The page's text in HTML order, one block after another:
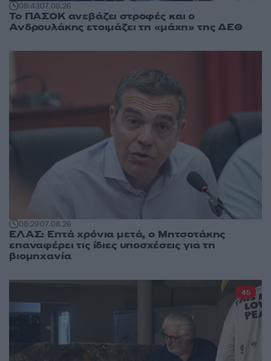
08:4307.08.26
Το ΠΑΣΟΚ ανεβάζει στροφές και ο
Ανδρουλάκης ετοιμάζει τη «μάχη» της ΔΕΘ
08:2907.08.26
ΕΛΑΣ: Επτά χρόνια μετά, ο Μητσοτάκης
επαναφέρει τις ίδιες υποσχέσεις για τη
βιομηχανία
45